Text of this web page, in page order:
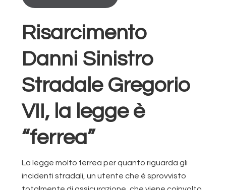
Risarcimento
Danni Sinistro
Stradale Gregorio
VII, la legge è
“ferrea”
La legge molto ferrea per quanto riguarda gli
incidenti stradali, un utente che è sprovvisto